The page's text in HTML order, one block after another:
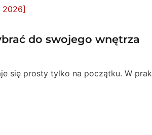
do swojego wnętrza
się prosty tylko na początku. W